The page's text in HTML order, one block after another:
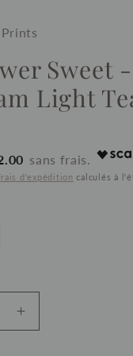
Sweet -
Light
d'expédition calculés à
Augmenter
la